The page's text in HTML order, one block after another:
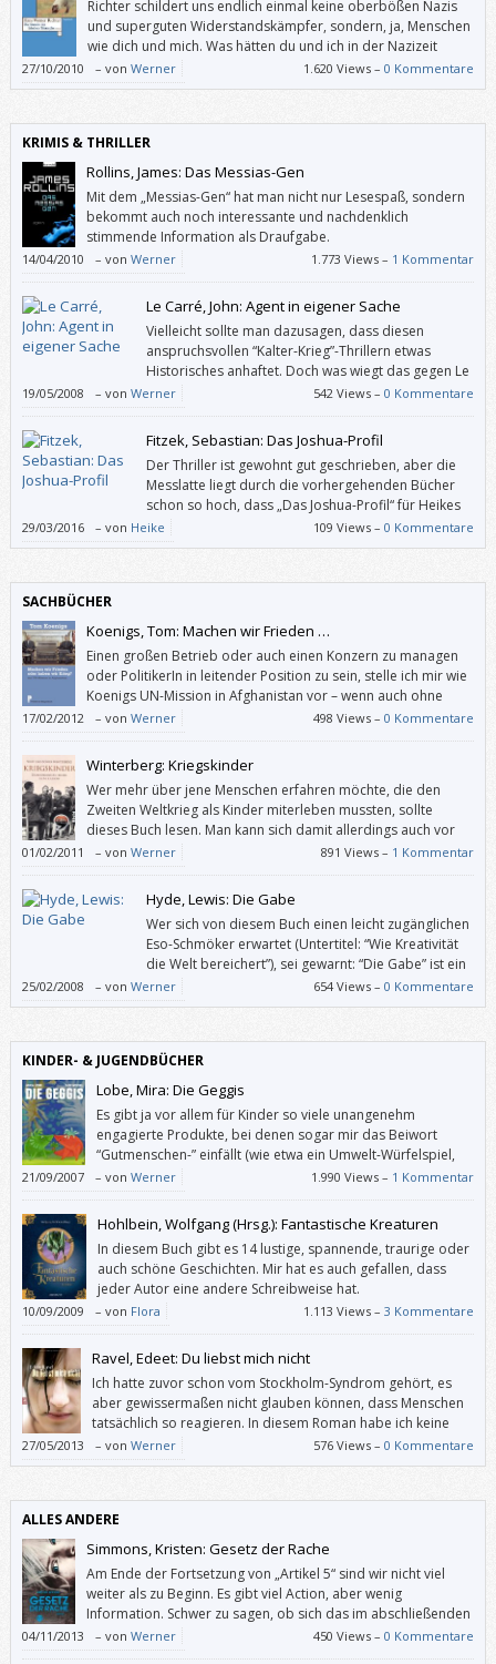
Richter schildert uns endlich einmal keine oberbößen Nazis
und superguten Widerstandskämpfer, sondern, ja, Menschen
wie dich und mich. Was hätten du und ich in der Nazizeit
tatsächlich getan oder nicht getan?
27/10/2010 – von Werner 1.620 Views –0 Kommentare
KRIMIS & THRILLER
Rollins, James: Das Messias-Gen
Mit dem „Messias-Gen“ hat man nicht nur Lesespaß, sondern
bekommt auch noch interessante und nachdenklich
stimmende Information als Draufgabe.
14/04/2010 – von Werner 1.773 Views – 1 Kommentar
Le Carré, John: Agent in eigener Sache
Vielleicht sollte man dazusagen, dass diesen
anspruchsvollen “Kalter-Krieg”-Thrillern etwas
Historisches anhaftet. Doch was wiegt das gegen Le
Carrés hohe Kunst der Komposition, seine
sprachliche Eleganz und die Komplexität der Charaktere …
19/05/2008 – von Werner 542 Views –0 Kommentare
Fitzek, Sebastian: Das Joshua-Profil
Der Thriller ist gewohnt gut geschrieben, aber die
Messlatte liegt durch die vorhergehenden Bücher
schon so hoch, dass „Das Joshua-Profil“ für Heikes
Geschmack nicht mithalten konnte.
29/03/2016 – von Heike 109 Views –0 Kommentare
SACHBÜCHER
Koenigs, Tom: Machen wir Frieden …
Einen großen Betrieb oder auch einen Konzern zu managen
oder PolitikerIn in leitender Position zu sein, stelle ich mir wie
Koenigs UN-Mission in Afghanistan vor – wenn auch ohne
Selbstmordattentäter.
17/02/2012 – von Werner 498 Views –0 Kommentare
Winterberg: Kriegskinder
Wer mehr über jene Menschen erfahren möchte, die den
Zweiten Weltkrieg als Kinder miterleben mussten, sollte
dieses Buch lesen. Man kann sich damit allerdings auch vor
dem Abstumpfen angesichts der unaufhörlichen
Kriegsberichterstattung in aktuellen Nachrichtenmedien bewahren.
01/02/2011 – von Werner 891 Views – 1 Kommentar
Hyde, Lewis: Die Gabe
Wer sich von diesem Buch einen leicht zugänglichen
Eso-Schmöker erwartet (Untertitel: “Wie Kreativität
die Welt bereichert”), sei gewarnt: “Die Gabe” ist ein
überdimensionaler Essay, also eine geistreiche
Abhandlung, die keine letzten Wahrheiten predigt.
25/02/2008 – von Werner 654 Views –0 Kommentare
KINDER- & JUGENDBÜCHER
Lobe, Mira: Die Geggis
Es gibt ja vor allem für Kinder so viele unangenehm
engagierte Produkte, bei denen sogar mir das Beiwort
“Gutmenschen-” einfällt (wie etwa ein Umwelt-Würfelspiel,
wo man wegen “mit Laub Winterquartier für Igel schaffen”
um sieben Felder vorrücken darf, aber wegen “zuviel Kunstdünger auf
den Feldern” Zweimal aussetzen muss) und angesichts derer man Mira
Lobes “Die Geggis” gar nicht hoch genug loben kann.
21/09/2007 – von Werner 1.990 Views – 1 Kommentar
Hohlbein, Wolfgang (Hrsg.): Fantastische Kreaturen
In diesem Buch gibt es 14 lustige, spannende, traurige oder
auch schöne Geschichten. Mir hat es auch gefallen, dass
jeder Autor eine andere Schreibweise hat.
10/09/2009 – von Flora 1.113 Views –3 Kommentare
Ravel, Edeet: Du liebst mich nicht
Ich hatte zuvor schon vom Stockholm-Syndrom gehört, es
aber gewissermaßen nicht glauben können, dass Menschen
tatsächlich so reagieren. In diesem Roman habe ich keine
Sekunde daran gezweifelt, dass sich ein Entführungsopfer so
verhalten könnte wie Chloe.
27/05/2013 – von Werner 576 Views –0 Kommentare
ALLES ANDERE
Simmons, Kristen: Gesetz der Rache
Am Ende der Fortsetzung von „Artikel 5“ sind wir nicht viel
weiter als zu Beginn. Es gibt viel Action, aber wenig
Information. Schwer zu sagen, ob sich das im abschließenden
Band der Ember-Trilogie ändern wird. Leider hat mich
„Gesetz der Rache“ nicht wirklich neugierig auf die Fortsetzung gemacht.
04/11/2013 – von Werner 450 Views –0 Kommentare